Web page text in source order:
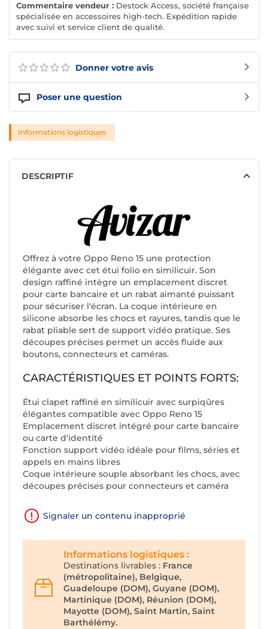
Donner votre avis
Poser une question
Commentaire vendeur : Destock Access, société française
spécialisée en accessoires high-tech. Expédition rapide
avec suivi et service client de qualité.
Informations logistiques
DESCRIPTIF
Offrez à votre Oppo Reno 15 une protection
élégante avec cet étui folio en similicuir. Son
design raffiné intègre un emplacement discret
pour carte bancaire et un rabat aimanté puissant
pour sécuriser l'écran. La coque intérieure en
silicone absorbe les chocs et rayures, tandis que le
rabat pliable sert de support vidéo pratique. Ses
découpes précises permet un accès fluide aux
boutons, connecteurs et caméras.
CARACTÉRISTIQUES ET POINTS FORTS:
Étui clapet raffiné en similicuir avec surpiqûres
élégantes compatible avec Oppo Reno 15
Emplacement discret intégré pour carte bancaire
ou carte d'identité
Fonction support vidéo idéale pour films, séries et
appels en mains libres
Coque intérieure souple absorbant les chocs, avec
découpes précises pour connecteurs et caméra
Signaler un contenu inapproprié
Informations logistiques :
Destinations livrables : France
(métropolitaine), Belgique,
Guadeloupe (DOM), Guyane (DOM),
Martinique (DOM), Réunion (DOM),
Mayotte (DOM), Saint Martin, Saint
Barthélémy.